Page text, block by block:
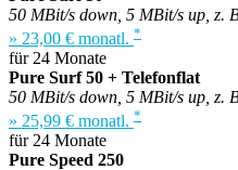
50 MBit/s down, 5 MBit/s up, z.
» 23,00 € monatl. *
für 24 Monate
Pure Surf 50 + Telefonflat
50 MBit/s down, 5 MBit/s up, z.
» 25,99 € monatl. *
für 24 Monate
Pure Speed 250